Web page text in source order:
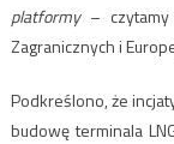
platformy– czytamy
Zagranicznych i
Podkreślono, że
budowę terminala